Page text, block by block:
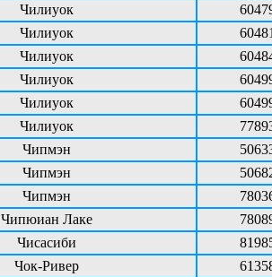
Чилиуок
Чилиуок
Чилиуок
Чилиуок
Чилиуок
Чилиуок
Чипмэн
Чипмэн
Чипмэн
Чипюиан Лаке
Чисасиби
Чок-Ривер